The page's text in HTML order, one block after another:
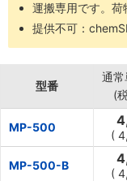
運搬専用です。荷
提供不可：
型番
通
(
MP-500
(
MP-500-B
(